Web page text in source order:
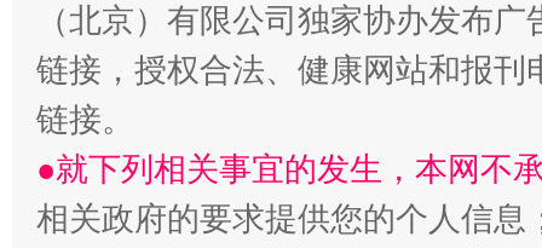
（北京）有限公司独家协办发布
链接，授权合法、健康网站和报
链接。
●就下列相关事宜的发生，本网不
相关政府的要求提供您的个人信息